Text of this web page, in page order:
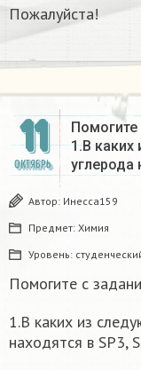
Пожалуйста!
11
ОКТЯБРЬ
1.В
углерода
Автор: Инесса159
Предмет: Химия
Уровень:
Помогите с
1.В каких из
находятся в SP3,